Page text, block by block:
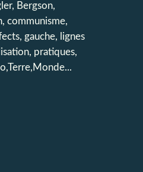
Bergson,
communisme,
gauche, lignes
pratiques,